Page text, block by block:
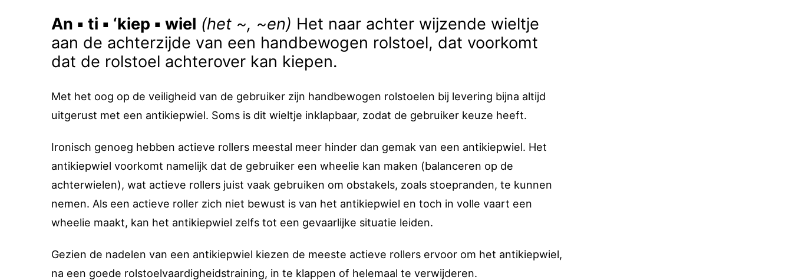
An ▪ ti ▪ ‘kiep ▪ wiel (het ~, ~en) Het naar achter wijzende wieltje
aan de achterzijde van een handbewogen rolstoel, dat voorkomt
dat de rolstoel achterover kan kiepen.
Met het oog op de veiligheid van de gebruiker zijn handbewogen rolstoelen bij levering bijna altijd
uitgerust met een antikiepwiel. Soms is dit wieltje inklapbaar, zodat de gebruiker keuze heeft.
Ironisch genoeg hebben actieve rollers meestal meer hinder dan gemak van een antikiepwiel. Het
antikiepwiel voorkomt namelijk dat de gebruiker een wheelie kan maken (balanceren op de
achterwielen), wat actieve rollers juist vaak gebruiken om obstakels, zoals stoepranden, te kunnen
nemen. Als een actieve roller zich niet bewust is van het antikiepwiel en toch in volle vaart een
wheelie maakt, kan het antikiepwiel zelfs tot een gevaarlijke situatie leiden.
Gezien de nadelen van een antikiepwiel kiezen de meeste actieve rollers ervoor om het antikiepwiel,
na een goede rolstoelvaardigheidstraining, in te klappen of helemaal te verwijderen.